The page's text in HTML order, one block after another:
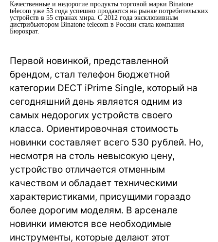
Качественные и недорогие продукты торговой марки Binatone
telecom уже 53 года успешно продаются на рынке потребительских
устройств в 55 странах мира. С 2012 года эксклюзивным
дистрибьютором Binatone telecom в России стала компания
Бюрократ.
Первой новинкой, представленной
брендом, стал телефон бюджетной
категории DECT iPrime Single, который на
сегодняшний день является одним из
самых недорогих устройств своего
класса. Ориентировочная стоимость
новинки составляет всего 530 рублей. Но,
несмотря на столь невысокую цену,
устройство отличается отменным
качеством и обладает техническими
характеристиками, присущими гораздо
более дорогим моделям. В арсенале
новинки имеются все необходимые
инструменты, которые делают этот